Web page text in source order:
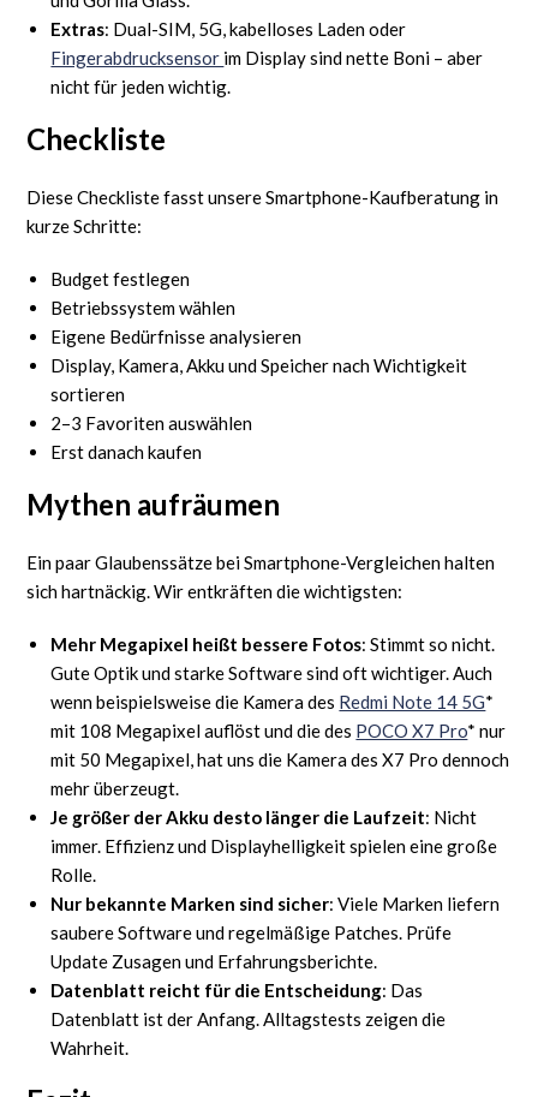
Extras: Dual-SIM, 5G, kabelloses Laden oder
Fingerabdrucksensor im Display sind nette Boni – aber
nicht für jeden wichtig.
Checkliste
Diese Checkliste fasst unsere Smartphone-Kaufberatung in
kurze Schritte:
Budget festlegen
Betriebssystem wählen
Eigene Bedürfnisse analysieren
Display, Kamera, Akku und Speicher nach Wichtigkeit
sortieren
2–3 Favoriten auswählen
Erst danach kaufen
Mythen aufräumen
Ein paar Glaubenssätze bei Smartphone-Vergleichen halten
sich hartnäckig. Wir entkräften die wichtigsten:
Mehr Megapixel heißt bessere Fotos: Stimmt so nicht.
Gute Optik und starke Software sind oft wichtiger. Auch
wenn beispielsweise die Kamera des Redmi Note 14 5G*
mit 108 Megapixel auflöst und die des POCO X7 Pro* nur
mit 50 Megapixel, hat uns die Kamera des X7 Pro dennoch
mehr überzeugt.
Je größer der Akku desto länger die Laufzeit: Nicht
immer. Effizienz und Displayhelligkeit spielen eine große
Rolle.
Nur bekannte Marken sind sicher: Viele Marken liefern
saubere Software und regelmäßige Patches. Prüfe
Update Zusagen und Erfahrungsberichte.
Datenblatt reicht für die Entscheidung: Das
Datenblatt ist der Anfang. Alltagstests zeigen die
Wahrheit.